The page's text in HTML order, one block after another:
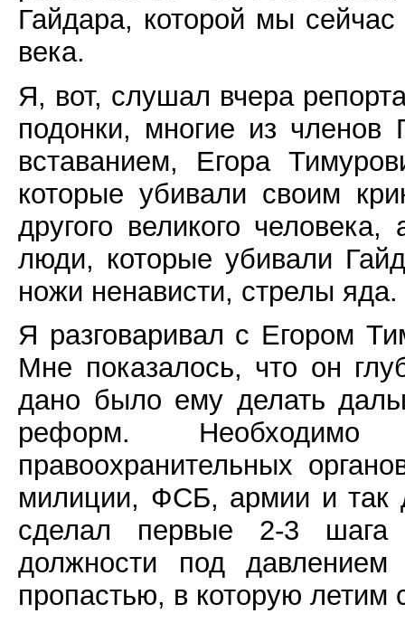
Гайдара, которой мы
века.
Я, вот, слушал вчера
подонки, многие из членов
вставанием, Егора
которые убивали своим
другого великого
люди, которые убивали
ножи ненависти, стрелы
Я разговаривал с Егором
Мне показалось, что он
дано было ему делать
реформ.
правоохранительных
милиции, ФСБ, армии и так
сделал первые 2-3
должности под
пропастью, в которую летим